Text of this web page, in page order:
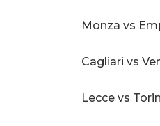
Monza vs
Cagliari vs
Lecce vs